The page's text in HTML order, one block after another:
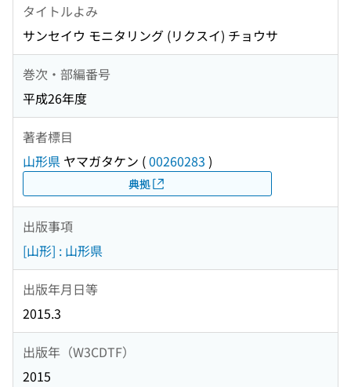
タイトルよみ
サンセイウ モニタリング (リクスイ) チョウサ
巻次・部編番号
平成26年度
著者標目
山形県 ヤマガタケン (00260283 )
典拠
出版事項
[山形] : 山形県
出版年月日等
2015.3
出版年（W3CDTF）
2015